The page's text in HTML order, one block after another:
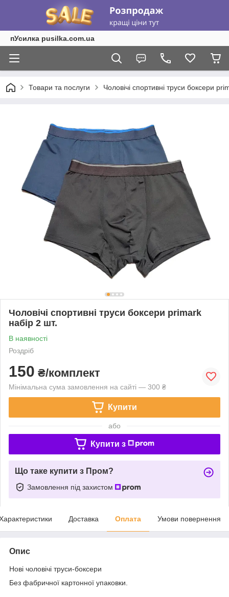
пУсилка pusilka.com.ua
Товари та послуги Чоловічі спортивні труси боксери
Чоловічі спортивні труси боксери primark
набір 2 шт.
В наявності
Роздріб
150 ₴/комплект
Мінімальна сума замовлення на сайті — 300 ₴
Купити
або
Купити з
Що таке купити з Пром?
Замовлення під захистом
Доставка Оплата Умови повернення
Опис
Нові чоловічі труси-боксери
Без фабричної картонної упаковки.